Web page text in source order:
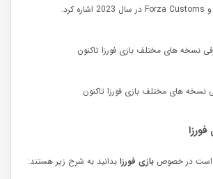
نسخه های مختلف بازی فورزا تاکنون
است در خصوص بازی فورزا بدانید به شرح زیر هستند: